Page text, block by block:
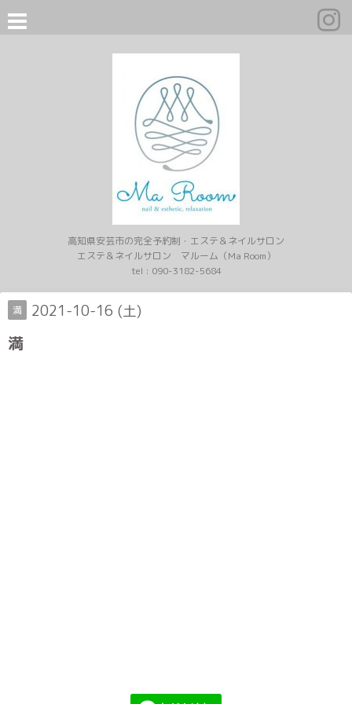
高知県安芸市の完全予約制・エステ＆ネイルサロン
エステ＆ネイルサロン マルーム（Ma Room）
tel : 090-3182-5684
満 2021-10-16 (土)
満